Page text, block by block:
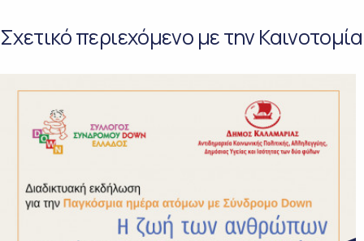
Σχετικό περιεχόμενο με την Καινοτομία